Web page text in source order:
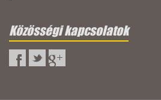
Közösségi kapcsolatok